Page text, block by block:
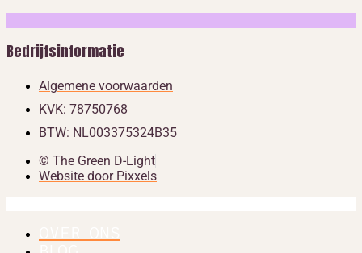
Bedrijfsinformatie
Algemene voorwaarden
KVK: 78750768
BTW: NL003375324B35
© The Green D-Light
Website door Pixxels